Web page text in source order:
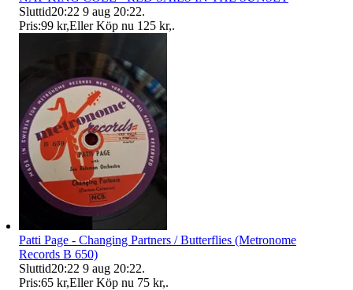
Sluttid20:22 9 aug 20:22.
Pris:99 kr,Eller Köp nu 125 kr,.
Patti Page - Changing Partners / Butterflies (Metronome
Records B 650)
Sluttid20:22 9 aug 20:22.
Pris:65 kr,Eller Köp nu 75 kr,.